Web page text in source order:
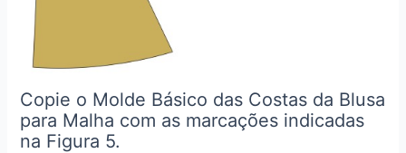
Copie o Molde Básico das Costas da Blusa
para Malha com as marcações indicadas
na Figura 5.